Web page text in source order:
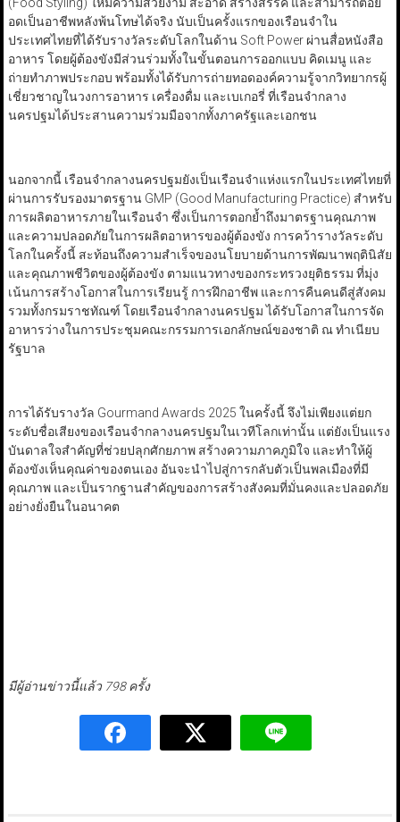
(Food Styling) ให้มีความสวยงาม สะอาด สร้างสรรค์ และสามารถต่อย
อดเป็นอาชีพหลังพ้นโทษได้จริง นับเป็นครั้งแรกของเรือนจำใน
ประเทศไทยที่ได้รับรางวัลระดับโลกในด้าน Soft Power ผ่านสื่อหนังสือ
อาหาร โดยผู้ต้องขังมีส่วนร่วมทั้งในขั้นตอนการออกแบบ คิดเมนู และ
ถ่ายทำภาพประกอบ พร้อมทั้งได้รับการถ่ายทอดองค์ความรู้จากวิทยากรผู้
เชี่ยวชาญในวงการอาหาร เครื่องดื่ม และเบเกอรี่ ที่เรือนจำกลาง
นครปฐมได้ประสานความร่วมมือจากทั้งภาครัฐและเอกชน
นอกจากนี้ เรือนจำกลางนครปฐมยังเป็นเรือนจำแห่งแรกในประเทศไทยที่
ผ่านการรับรองมาตรฐาน GMP (Good Manufacturing Practice) สำหรับ
การผลิตอาหารภายในเรือนจำ ซึ่งเป็นการตอกย้ำถึงมาตรฐานคุณภาพ
และความปลอดภัยในการผลิตอาหารของผู้ต้องขัง การคว้ารางวัลระดับ
โลกในครั้งนี้ สะท้อนถึงความสำเร็จของนโยบายด้านการพัฒนาพฤตินิสัย
และคุณภาพชีวิตของผู้ต้องขัง ตามแนวทางของกระทรวงยุติธรรม ที่มุ่ง
เน้นการสร้างโอกาสในการเรียนรู้ การฝึกอาชีพ และการคืนคนดีสู่สังคม
รวมทั้งกรมราชทัณฑ์ โดยเรือนจำกลางนครปฐม ได้รับโอกาสในการจัด
อาหารว่างในการประชุมคณะกรรมการเอกลักษณ์ของชาติ ณ ทำเนียบ
รัฐบาล
การได้รับรางวัล Gourmand Awards 2025 ในครั้งนี้ จึงไม่เพียงแต่ยก
ระดับชื่อเสียงของเรือนจำกลางนครปฐมในเวทีโลกเท่านั้น แต่ยังเป็นแรง
บันดาลใจสำคัญที่ช่วยปลุกศักยภาพ สร้างความภาคภูมิใจ และทำให้ผู้
ต้องขังเห็นคุณค่าของตนเอง อันจะนำไปสู่การกลับตัวเป็นพลเมืองที่มี
คุณภาพ และเป็นรากฐานสำคัญของการสร้างสังคมที่มั่นคงและปลอดภัย
อย่างยั่งยืนในอนาคต
มีผู้อ่านข่าวนี้แล้ว 798 ครั้ง